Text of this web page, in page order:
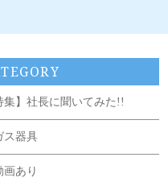
集】社長に聞いてみた!!
ス器具
あり